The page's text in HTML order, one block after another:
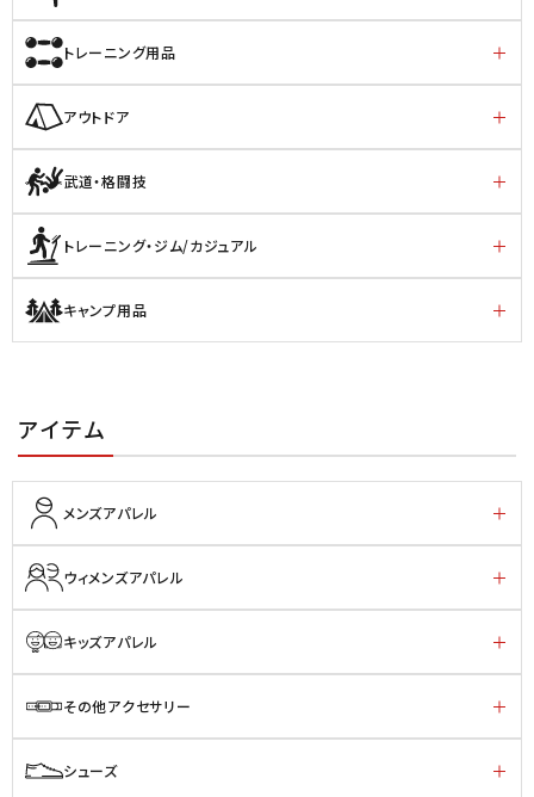
トレーニング用品
アウトドア
武道・格闘技
トレーニング・ジム/カジュアル
キャンプ用品
アイテム
メンズアパレル
ウィメンズアパレル
キッズアパレル
その他アクセサリー
シューズ